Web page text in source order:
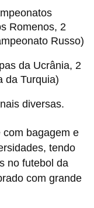
Romenos, 2
Russo)
da Ucrânia, 2
da Turquia)
diversas.
com bagagem e
tendo
no futebol da
com grande